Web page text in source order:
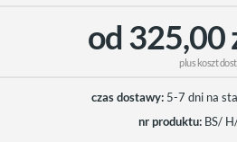
od 325,00
pluskoszt
czas dostawy: 5-7 dni na
nr produktu: BS/